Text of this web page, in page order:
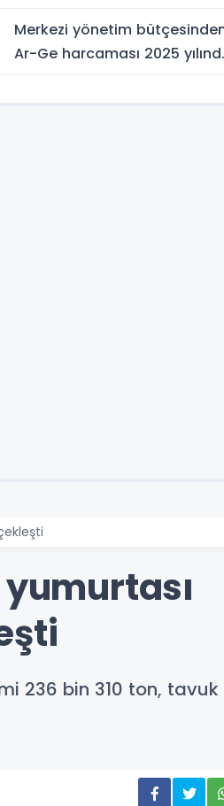
Merkezi yönetim
Ar-Ge harcaması 2025
236 bin 310 ton, tavuk